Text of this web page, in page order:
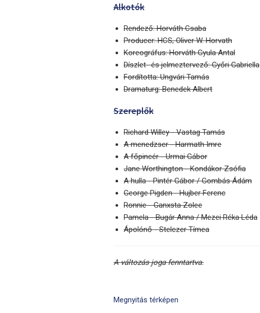
Alkotók
Rendező: Horváth Csaba
Producer: HCS, Oliver W. Horvath
Koreográfus: Horváth Gyula Antal
Díszlet- és jelmeztervező: Győri Gabriella
Fordította: Ungvári Tamás
Dramaturg: Benedek Albert
Szereplők
Richard Willey - Vastag Tamás
A menedzser - Harmath Imre
A főpincér - Urmai Gábor
Jane Worthington - Kondákor Zsófia
A hulla - Pintér Gábor / Gombás Ádám
George Pigden - Hujber Ferenc
Ronnie - Ganxsta Zolee
Pamela - Bugár Anna / Mezei Réka Léda
Ápolónő - Stelczer Tímea
A változás joga fenntartva.
Megnyitás térképen